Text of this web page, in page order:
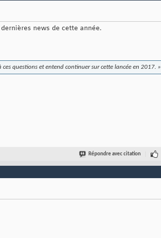
news de cette année.
questions et entend continuer sur cette lancée en 2017. »
Répondre avec citation